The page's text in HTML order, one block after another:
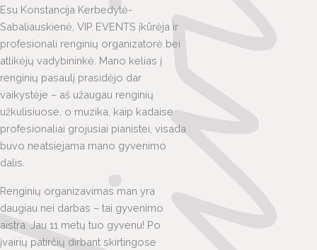
Esu Konstancija Kerbedytė-
Sabaliauskienė, VIP EVENTS įkūrėja ir
profesionali renginių organizatorė bei
atlikėjų vadybininkė. Mano kelias į
renginių pasaulį prasidėjo dar
vaikystėje – aš užaugau renginių
užkulisiuose, o muzika, kaip kadaise
profesionaliai grojusiai pianistei, visada
buvo neatsiejama mano gyvenimo
dalis.
Renginių organizavimas man yra
daugiau nei darbas – tai gyvenimo
aistra. Jau 11 metų tuo gyvenu! Po
įvairių patirčių dirbant skirtingose